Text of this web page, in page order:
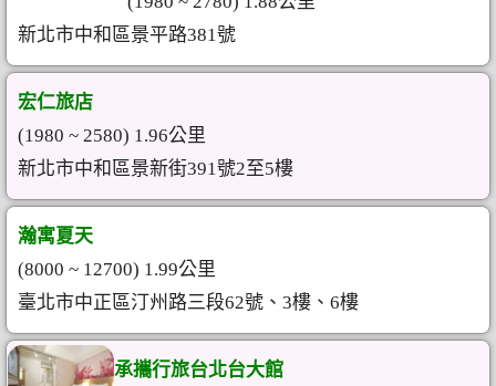
新北市中和區景平路381號
宏仁旅店
(1980 ~ 2580) 1.96公里
新北市中和區景新街391號2至5樓
瀚寓夏天
(8000 ~ 12700) 1.99公里
臺北市中正區汀州路三段62號、3樓、6樓
承攜行旅台北台大館